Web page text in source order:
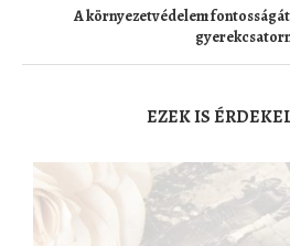
A környezetvédelem
EZEK IS